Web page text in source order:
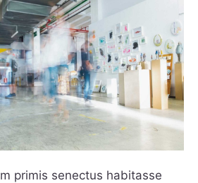
primis senectus habitasse